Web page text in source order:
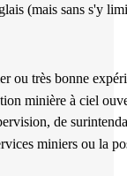
(mais sans s'y
ou très bonne
minière à ciel
de
miniers ou la